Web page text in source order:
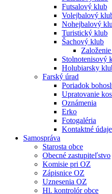
Futsalový klub
Volejbalový
Nohejbalový
Turistický klub
Šachový klub
Stolnotenisový
Holubiarsky
Farský úrad
Poriadok
Upratovanie
Oznámenia
Erko
Fotogaléria
Kontaktné údaje
Samospráva
Starosta obce
Obecné zastupiteľstvo
Komisie pri OZ
Zápisnice OZ
Uznesenia OZ
Hl. kontrolór obce